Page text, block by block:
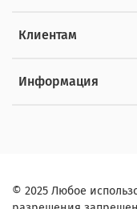
Клиентам
Информация
© 2025 Любое